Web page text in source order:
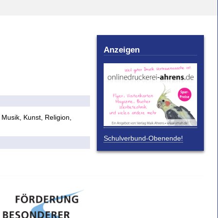
Kunst, Religion,
Anzeigen
Schulverbund-Obenende!